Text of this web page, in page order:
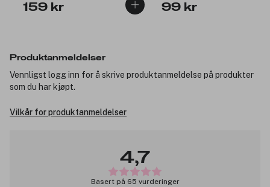
159 kr 99 kr
Produktanmeldelser
Vennligst logg inn for å skrive produktanmeldelse på produkter
som du har kjøpt.
Vilkår for produktanmeldelser
4,7
Basert på 65 vurderinger